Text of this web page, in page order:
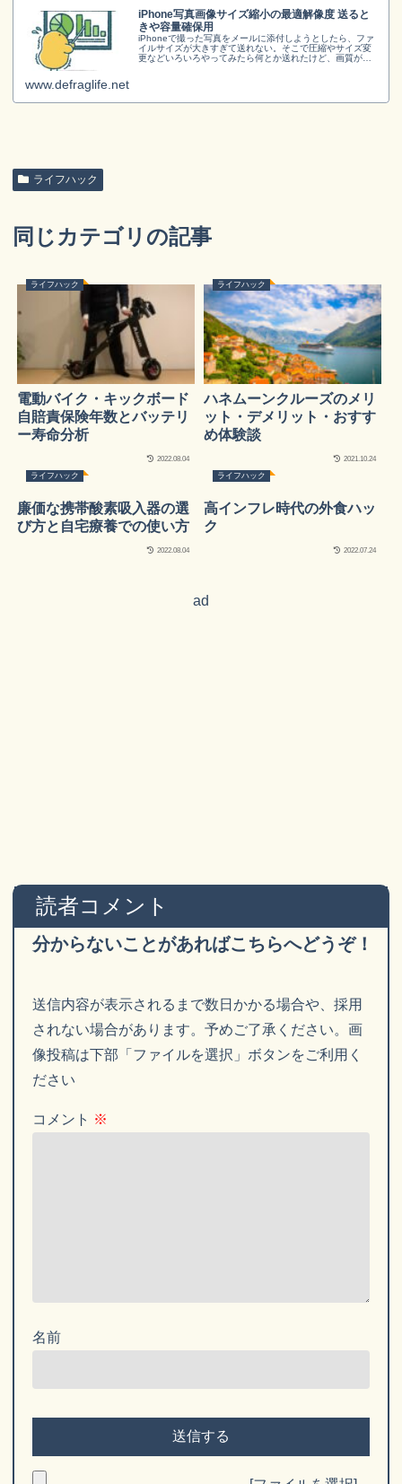
iPhone写真画像サイズ縮小の最適解像度 送ると
きや容量確保用
iPhoneで撮った写真をメールに添付しようとしたら、ファ
イルサイズが大きすぎて送れない。そこで圧縮やサイズ変
更などいろいろやってみたら何とか送れたけど、画質が大
www.defraglife.net
ライフハック
同じカテゴリの記事
ライフハック
電動バイク・キックボード
自賠責保険年数とバッテリ
ー寿命分析
2022.08.04
ライフハック
ハネムーンクルーズのメリ
ット・デメリット・おすす
め体験談
2021.10.24
ライフハック
廉価な携帯酸素吸入器の選
び方と自宅療養での使い方
2022.08.04
ライフハック
高インフレ時代の外食ハッ
ク
2022.07.24
ad
読者コメント
分からないことがあればこちらへどうぞ！
送信内容が表示されるまで数日かかる場合や、採用
されない場合があります。予めご了承ください。画
像投稿は下部「ファイルを選択」ボタンをご利用く
ださい
コメント ※
名前